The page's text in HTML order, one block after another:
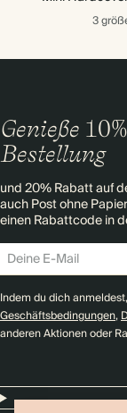
3
Genieße
Bestellung
und 20% Rabatt auf
auch Post ohne
einen Rabattcode in
Indem du dich
Geschäftsbedingungen,
anderen Aktionen oder